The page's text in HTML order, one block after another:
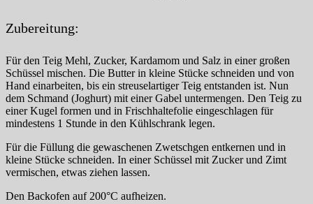
Zubereitung:
Für den Teig Mehl, Zucker, Kardamom und Salz in einer großen
Schüssel mischen. Die Butter in kleine Stücke schneiden und von
Hand einarbeiten, bis ein streuselartiger Teig entstanden ist. Nun
dem Schmand (Joghurt) mit einer Gabel untermengen. Den Teig zu
einer Kugel formen und in Frischhaltefolie eingeschlagen für
mindestens 1 Stunde in den Kühlschrank legen.
Für die Füllung die gewaschenen Zwetschgen entkernen und in
kleine Stücke schneiden. In einer Schüssel mit Zucker und Zimt
vermischen, etwas ziehen lassen.
Den Backofen auf 200°C aufheizen.